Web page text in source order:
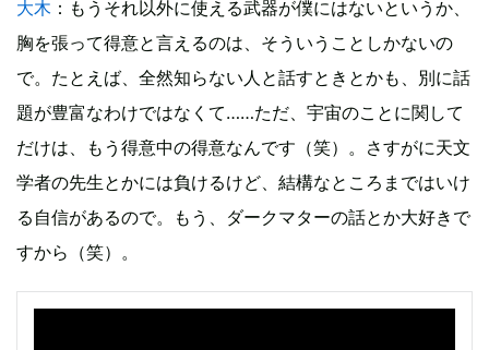
大木 ：もうそれ以外に使える武器が僕にはないというか、
胸を張って得意と言えるのは、そういうことしかないの
で。たとえば、全然知らない人と話すときとかも、別に話
題が豊富なわけではなくて……ただ、宇宙のことに関して
だけは、もう得意中の得意なんです（笑）。さすがに天文
学者の先生とかには負けるけど、結構なところまではいけ
る自信があるので。もう、ダークマターの話とか大好きで
すから（笑）。